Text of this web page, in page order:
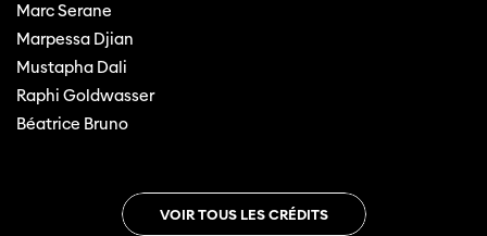
Marc Serane
Marpessa Djian
Mustapha Dali
Raphi Goldwasser
Béatrice Bruno
VOIR TOUS LES CRÉDITS